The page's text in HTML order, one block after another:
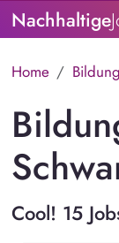
Nachhaltige
Home
Cool! 15